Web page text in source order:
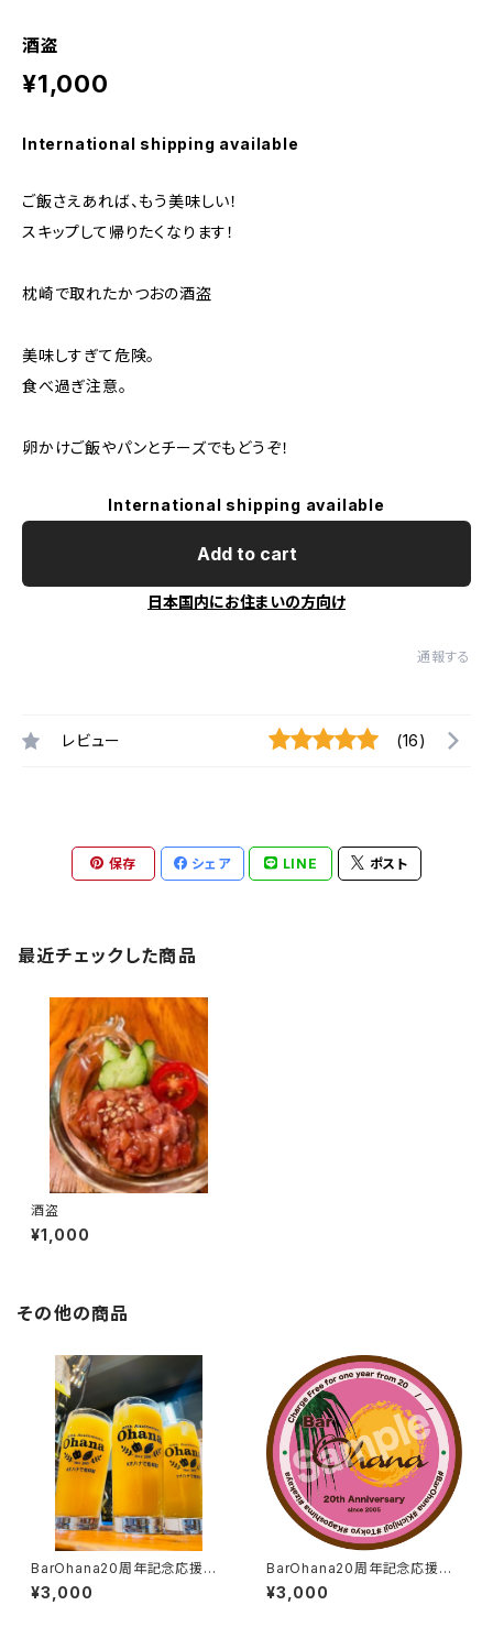
酒盗
¥1,000
International shipping available
ご飯さえあれば、もう美味しい！
スキップして帰りたくなります！
枕崎で取れたかつおの酒盗
美味しすぎて危険。
食べ過ぎ注意。
卵かけご飯やパンとチーズでもどうぞ！
International shipping available
Add to cart
日本国内にお住まいの方向け
通報する
レビュー (16)
保存 シェア LINE ポスト
最近チェックした商品
酒盗
¥1,000
その他の商品
BarOhana20周年記念応援グ
ラス
¥3,000
BarOhana20周年記念応援ス
テッカー
¥3,000